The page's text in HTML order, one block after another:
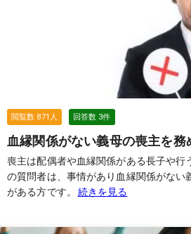
閲覧数 871 人 回答数 3件
血縁関係がない義母の喪主を務
喪主は配偶者や血縁関係がある長子や行
の質問者は、事情があり血縁関係がない
がある方です。
続きを見る